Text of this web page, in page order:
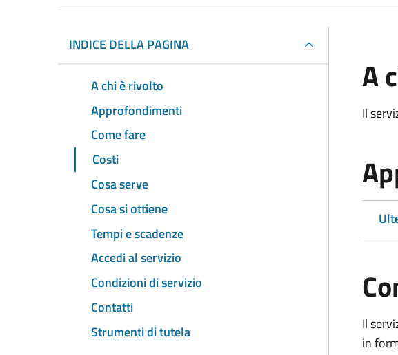
INDICE DELLA PAGINA
A chi è rivolto
Approfondimenti
Come fare
Costi
Cosa serve
Cosa si ottiene
Tempi e scadenze
Accedi al servizio
Condizioni di servizio
Contatti
Strumenti di tutela
A
Il
Il
in